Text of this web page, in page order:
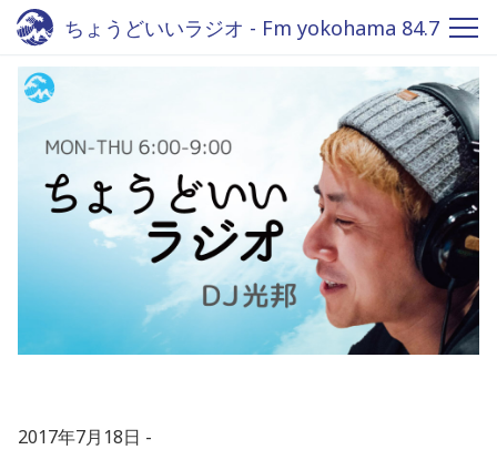
ちょうどいいラジオ - Fm yokohama 84.7
2017年7月18日